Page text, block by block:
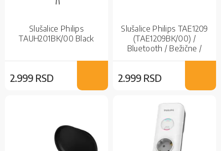
Slušalice Philips
TAUH201BK/00 Black
2.999 RSD
Slušalice Philips TAE1209
(TAE1209BK/00) /
Bluetooth / Bežične /
Bluetooth 5.3
2.999 RSD